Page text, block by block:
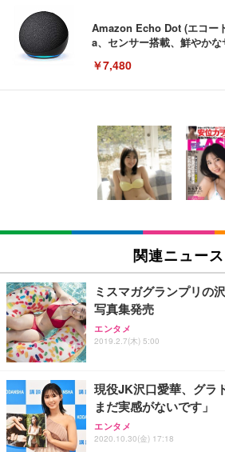
Amazon Echo Dot (エコー
a、センサー搭載、鮮やか
￥7,480
[EdoErgo] オフィスチェア
い 跳ね上げ式アームレスト
キング pc 事務椅子 360度
ン樹脂ベース 通気性メッシ
(黒網+黒枠+黒足)
￥5,699
SIHOO B100 オフィスチェ
ュチェア 人間工学 疲れない
￥27,999
Sezlife オフィスチェア デ
ワーク チェア 強化バックレ
能 人間工学 椅子 腰サポー
務用 おしゃれ パソコンチ
Sezlife オフィスチェア デ
ワーク チェア 強化バックレ
能 人間工学 椅子 腰サポー
EIZO ビジネス向けプレミ
EV3240X-WT | 31.5型4K
イト
￥105,595
EIZO ビジネス向けプレミ
￥109,572
【純正品】27"ゲーミングモ
フック付き（CFI-ZDM1J）
【整備済み品】Dell
ー フルHD（1920×1080）
ort/VGA スピーカー内蔵 高
Amazonベーシック ペット
回使い捨て 無香料 ホワイ
￥3,373
Amazonベーシック ペット
x2袋(84枚) ホワイト(吸収面:
￥3,234
ネオ・ルーライフ ネオ・オ
り 単品
Smart Basic(スマートベー
限定】 Smart Basic アイリ
超厚型 お徳用 ワイド 100枚
関連ニュース
ミスマガグランプリの
写真集発売
エンタメ
2019.2.7(木) 5:00
現役JK沢口愛華、グラ
まだ実感がないです」
エンタメ
2020.10.30(金) 17:18